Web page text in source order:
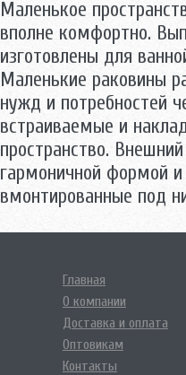
Маленькое
вполне комфортно.
изготовлены для
Маленькие раковины
нужд и потребностей
встраиваемые и
пространство.
гармоничной формой и
вмонтированные под
Главная
О компании
Доставка и оплата
Оптовикам
Контакты